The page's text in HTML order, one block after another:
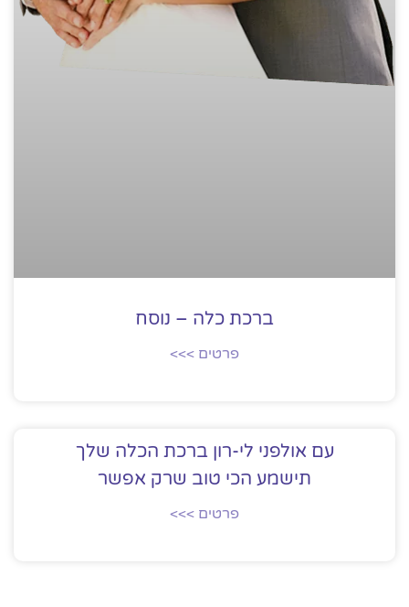
ברכת כלה – נוסח
פרטים >>>
עם אולפני לי-רון ברכת הכלה שלך
תישמע הכי טוב שרק אפשר
פרטים >>>